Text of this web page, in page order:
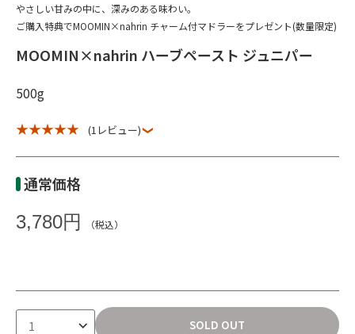
やさしい甘みの中に、深みのある味わい。
ご購入特典でMOOMIN×nahrin チャーム付マドラーをプレゼント(数量限定)
MOOMIN×nahrin ハーブペースト ジュニパー
500g
★ ★ ★ ★ ★
(1レビュー)
通常価格
3,780円 （税込）
SOLD OUT